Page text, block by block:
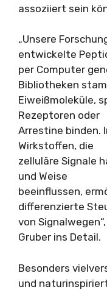
assoziiert sein
„Unsere
entwickelte
per Computer
Bibliotheken
Eiweißmoleküle,
Rezeptoren oder
Arrestine binden.
Wirkstoffen, die
zelluläre Signale
und Weise
beeinflussen,
differenzierte
von
Gruber ins Detail.
Besonders
und